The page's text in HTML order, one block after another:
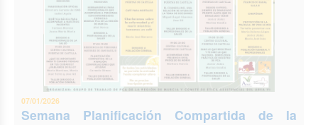
07/01/2026
Semana Planificación Compartida de la